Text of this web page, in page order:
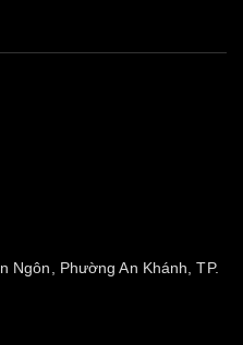
Ngôn, Phường An Khánh, TP.